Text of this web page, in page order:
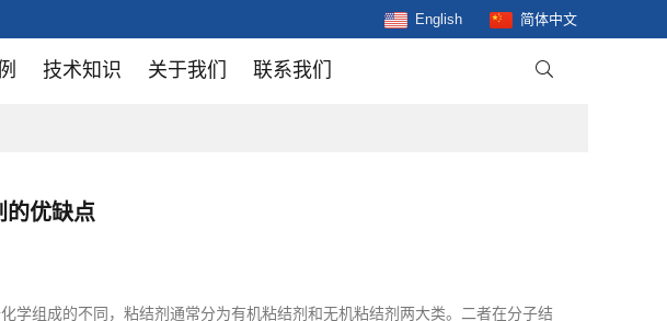
English 简体中文
技术知识 关于我们 联系我们 
的优缺点
学组成的不同，粘结剂通常分为有机粘结剂和无机粘结剂两大类。二者在分子结